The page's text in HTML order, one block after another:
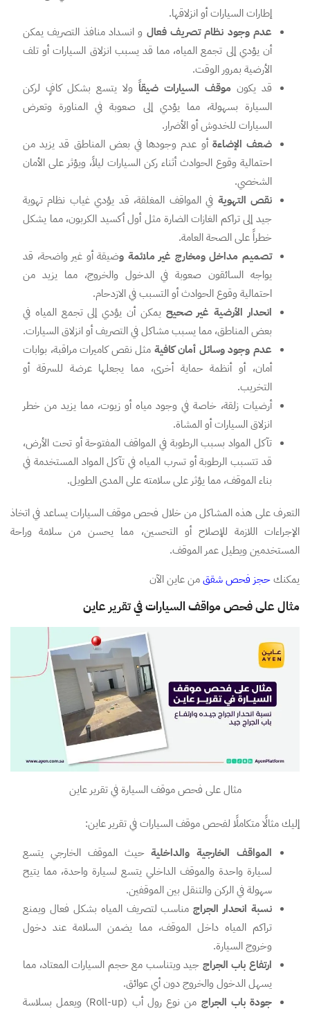
إطارات السيارات أو انزلاقها.
عدم وجود نظام تصريف فعال و انسداد منافذ التصريف يمكن
أن يؤدي إلى تجمع المياه، مما قد يسبب انزلاق السيارات أو تلف
الأرضية بمرور الوقت.
قد يكون موقف السيارات ضيقاً ولا يتسع بشكل كافٍ لركن
السيارة بسهولة، مما يؤدي إلى صعوبة في المناورة وتعرض
السيارات للخدوش أو الأضرار.
ضعف الإضاءةأو عدم وجودها في بعض المناطق قد يزيد من
احتمالية وقوع الحوادث أثناء ركن السيارات ليلاً، ويؤثر على الأمان
الشخصي.
نقص التهوية في المواقف المغلقة، قد يؤدي غياب نظام تهوية
جيد إلى تراكم الغازات الضارة مثل أول أكسيد الكربون، مما يشكل
خطراً على الصحة العامة.
تصميم مداخل ومخارج غير ملائمة وضيقة أو غير واضحة، قد
يواجه السائقون صعوبة في الدخول والخروج، مما يزيد من
احتمالية وقوع الحوادث أو التسبب في الازدحام.
انحدار الأرضية غير صحيح يمكن أن يؤدي إلى تجمع المياه في
بعض المناطق، مما يسبب مشاكل في التصريف أو انزلاق السيارات.
عدم وجود وسائل أمان كافية مثل نقص كاميرات مراقبة، بوابات
أمان، أو أنظمة حماية أخرى، مما يجعلها عرضة للسرقة أو
التخريب.
أرضيات زلقة، خاصة في وجود مياه أو زيوت، مما يزيد من خطر
انزلاق السيارات أو المشاة.
تآكل المواد بسبب الرطوبة في المواقف المفتوحة أو تحت الأرض،
قد تتسبب الرطوبة أو تسرب المياه في تآكل المواد المستخدمة في
بناء الموقف، مما يؤثر على سلامته على المدى الطويل.
التعرف على هذه المشاكل من خلال فحص موقف السيارات يساعد في اتخاذ
الإجراءات اللازمة للإصلاح أو التحسين، مما يحسن من سلامة وراحة
المستخدمين ويطيل عمر الموقف.
يمكنكحجز فحص شققمن عاين الآن
مثال على فحص مواقف السيارات في تقرير عاين
مثال على فحص موقف السيارة في تقرير عاين
إليك مثالًا متكاملًا لفحص موقف السيارات في تقرير عاين:
المواقف الخارجية والداخليةحيث الموقف الخارجي يتسع
لسيارة واحدة والموقف الداخلي يتسع لسيارة واحدة، مما يتيح
سهولة في الركن والتنقل بين الموقفين.
نسبة انحدار الجراجمناسب لتصريف المياه بشكل فعال ويمنع
تراكم المياه داخل الموقف، مما يضمن السلامة عند دخول
وخروج السيارة.
ارتفاع باب الجراج جيد ويتناسب مع حجم السيارات المعتاد، مما
يسهل الدخول والخروج دون أي عوائق.
جودة باب الجراج
من نوع رول أب (Roll-up) ويعمل بسلاسة